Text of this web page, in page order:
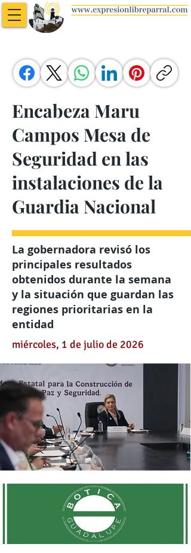
Encabeza Maru
Campos Mesa de
Seguridad en las
instalaciones de la
Guardia Nacional
La gobernadora revisó los
principales resultados
obtenidos durante la semana
y la situación que guardan las
regiones prioritarias en la
entidad
miércoles, 1 de julio de 2026